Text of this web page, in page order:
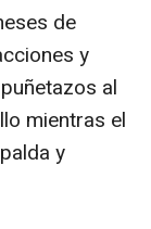
de
y
al
mientras el
y